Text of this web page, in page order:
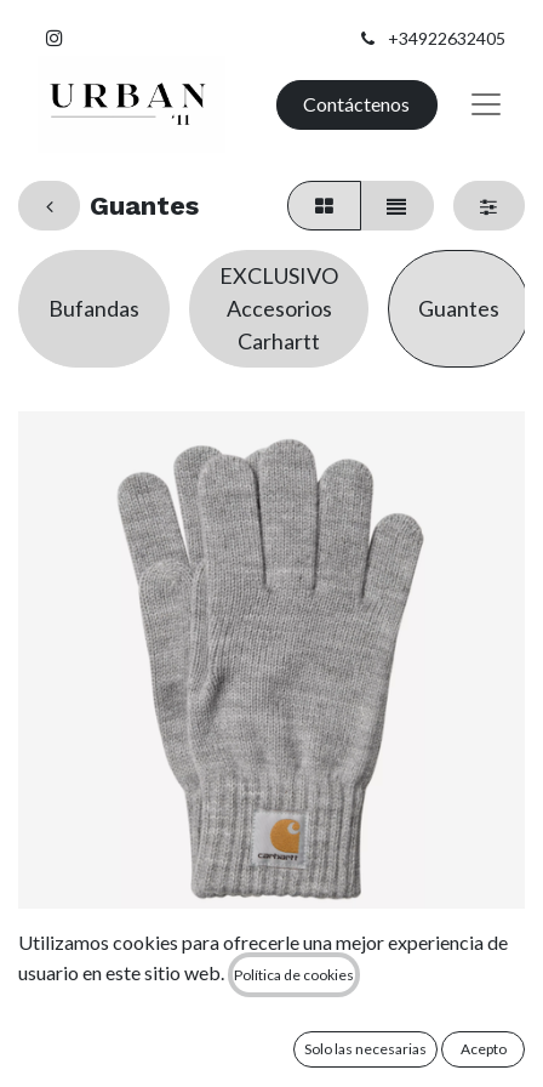
+34922632405
Contáctenos
Guantes
Bufandas
EXCLUSIVO
Accesorios
Carhartt
Guantes
Guantes Carhartt WIP Watch - Grey Heather
Utilizamos cookies para ofrecerle una mejor experiencia de
usuario en este sitio web.
Política de cookies
Solo las necesarias Acepto